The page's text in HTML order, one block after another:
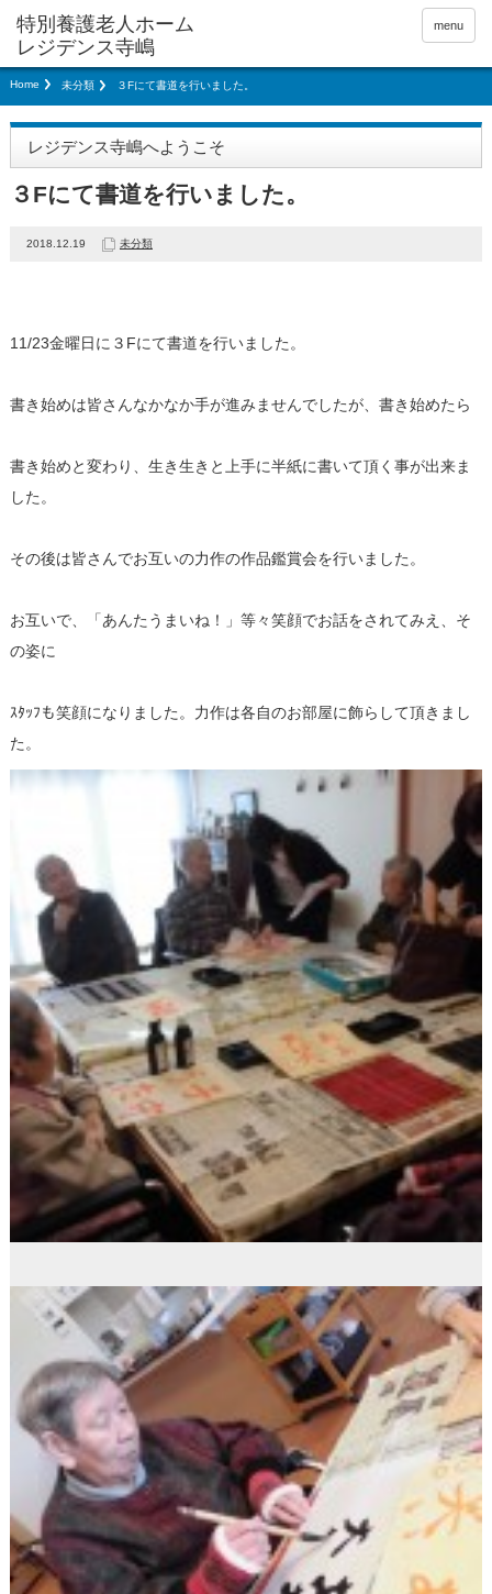
menu
Home 未分類 ３Fにて書道を行いました。
レジデンス寺嶋へようこそ
３Fにて書道を行いました。
2018.12.19 未分類
11/23金曜日に３Fにて書道を行いました。
書き始めは皆さんなかなか手が進みませんでしたが、書き始めたら
書き始めと変わり、生き生きと上手に半紙に書いて頂く事が出来ま
した。
その後は皆さんでお互いの力作の作品鑑賞会を行いました。
お互いで、「あんたうまいね！」等々笑顔でお話をされてみえ、そ
の姿に
ｽﾀｯﾌも笑顔になりました。力作は各自のお部屋に飾らして頂きまし
た。